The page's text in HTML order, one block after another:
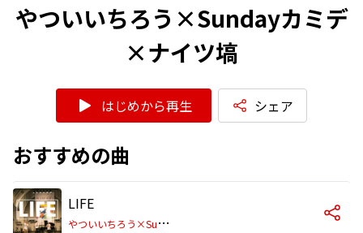
やついいちろう×Sundayカミデ
×ナイツ塙
はじめから再生 シェア
おすすめの曲
LIFE
や
ついいちろう×Sundayカミデ×ナイツ塙